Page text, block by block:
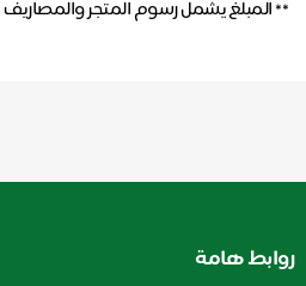
**المبلغ يشمل رسوم المتجر والمصاريف
روابط هامة